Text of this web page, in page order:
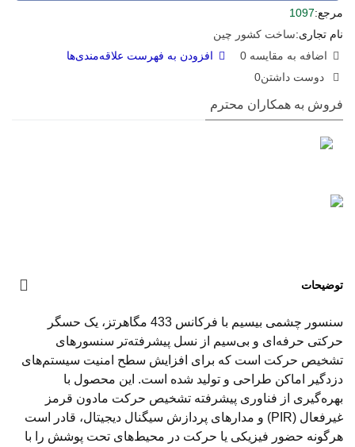
مرجع:1097
نام تجاری:ساخت کشور چین
اضافه به مقایسه 0
افزودن به فهرست علاقه‌مندی‌ها
دوست داشتن0
فروش به همکاران محترم
توضیحات
سنسور چشمی بیسیم با فرکانس 433 مگاهرتز، یک حسگر
حرکتی حرفه‌ای و بی‌سیم از نسل پیشرفته‌تر سنسورهای
تشخیص حرکت است که برای افزایش سطح امنیت سیستم‌های
دزدگیر اماکن طراحی و تولید شده است. این محصول با
بهره‌گیری از فناوری پیشرفته تشخیص حرکت مادون قرمز
غیرفعال (PIR) و مدارهای پردازش سیگنال دیجیتال، قادر است
هرگونه حضور فیزیکی یا حرکت در محیط‌های تحت پوشش را با